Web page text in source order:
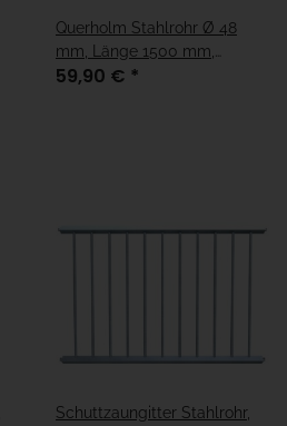
Querholm Stahlrohr Ø 48
mm, Länge 1500 mm,
weiß/rot
59,90 € *
Schuttzaungitter Stahlrohr,